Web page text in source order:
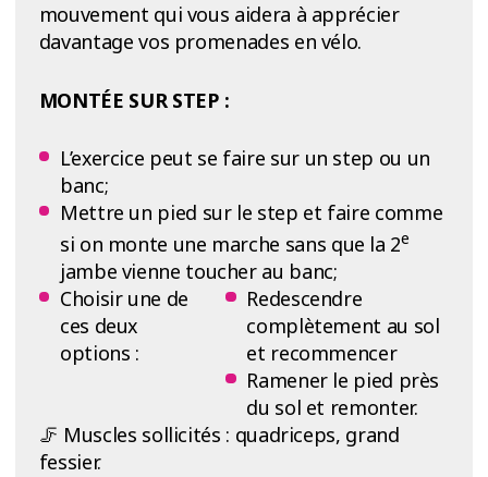
mouvement qui vous aidera à apprécier
davantage vos promenades en vélo.
MONTÉE SUR STEP :
L’exercice peut se faire sur un step ou un
banc;
Mettre un pied sur le step et faire comme
si on monte une marche sans que la 2e
jambe vienne toucher au banc;
Choisir une de
ces deux
options :
Redescendre
complètement au sol
et recommencer
Ramener le pied près
du sol et remonter.
🦵 Muscles sollicités : quadriceps, grand
fessier.